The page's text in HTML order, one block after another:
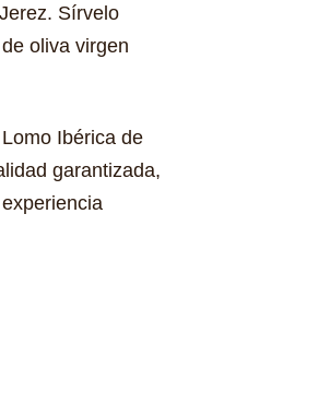
Sírvelo
oliva virgen
Ibérica de
garantizada,